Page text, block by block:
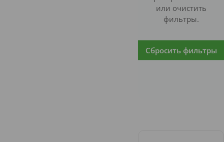
или очистить
фильтры.
Сбросить фильтры